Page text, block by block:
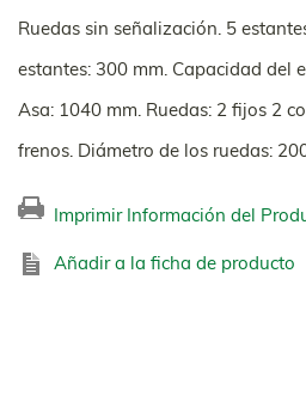
Ruedas sin señalización. 5
estantes: 300 mm. Capacidad del
Asa: 1040 mm. Ruedas: 2 fijos 2
frenos. Diámetro de los ruedas:
Imprimir Información del
Añadir a la ficha de producto